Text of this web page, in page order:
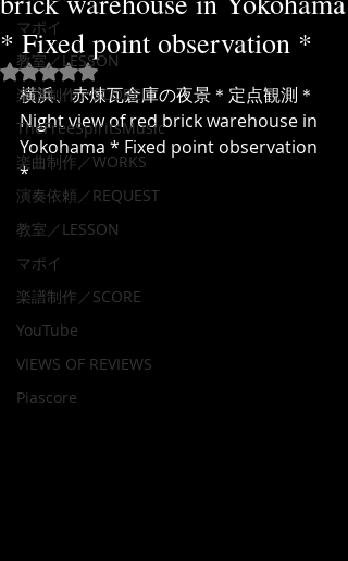
マポイ
教室／LESSON
楽譜制作／SCORE
TheFreeSpiritsMusic
楽曲制作／WORKS
演奏依頼／REQUEST
教室／LESSON
マポイ
楽譜制作／SCORE
YouTube
VIEWS OF REVIEWS
Piascore
* Fixed point observation *
5つ星のうちNaNと評価されています。
横浜、赤煉瓦倉庫の夜景＊定点観測＊
Night view of red brick warehouse in
Yokohama * Fixed point observation
*